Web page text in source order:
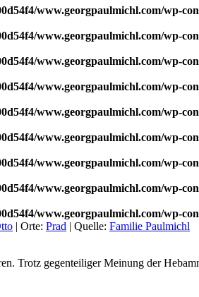
www.georgpaulmichl.com/wp-
www.georgpaulmichl.com/wp-
www.georgpaulmichl.com/wp-
www.georgpaulmichl.com/wp-
www.georgpaulmichl.com/wp-
www.georgpaulmichl.com/wp-
www.georgpaulmichl.com/wp-
www.georgpaulmichl.com/wp-
www.georgpaulmichl.com/wp-
| Orte: Prad | Quelle: Familie Paulmichl
Trotz gegenteiliger Meinung der